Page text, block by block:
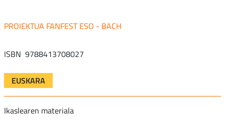
FANFEST ESO - BACH
ISBN 9788413708027
EUSKARA
Ikaslearen materiala